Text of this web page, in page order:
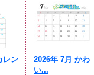
レン
2026年 7月 かわ
い...